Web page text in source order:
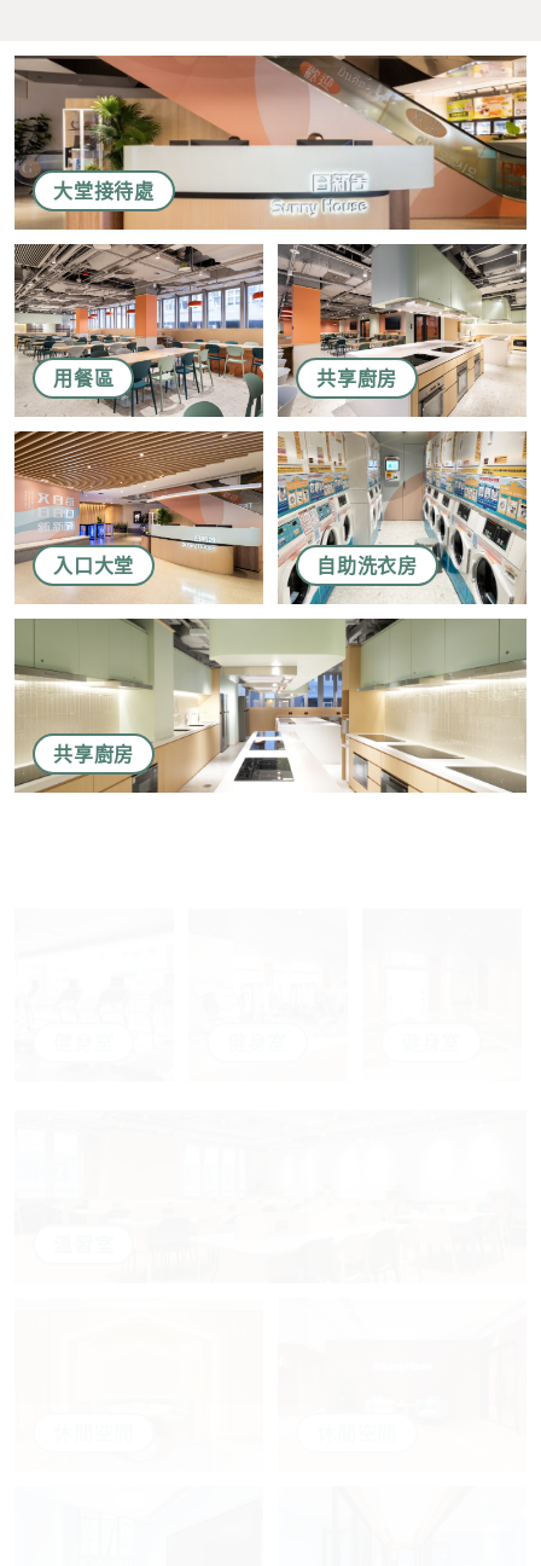
2.住客活動及福利
注意: 您在此電子表格所提供的個人資料將會用作市場推廣(包
括直接銷售)及其他有關用途。
*我已閱讀並同意 日新舍私隱政策。
您可隨時向我們申明是否願意繼續接收推廣電郵：
1. 如欲取消收取推廣，請從我們的電郵推廣按下「取消訂閱」連
結，或
2. 以想取消的電郵地址電郵至 marketing@sunnyhouse.hk​
大堂接待處
用餐區 共享廚房
入口大堂 自助洗衣房
共享廚房